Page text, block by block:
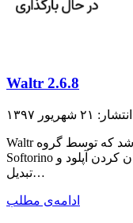
Waltr 2.6.8
انتشار: ۲۱ شهریور ۱۳۹۷
Waltr یک نرم افزار مخصوص مک می باشد که توسط گروه
Softorino ساخته شده است و کار اصلی آن آسان کردن آپلود و
تبدیل…
ادامه‌ی مطلب